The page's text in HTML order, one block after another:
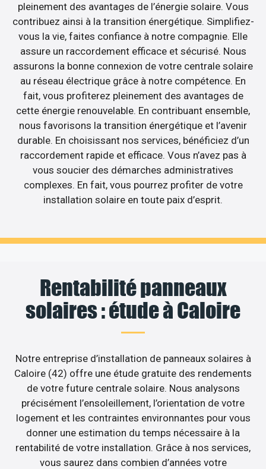
pleinement des avantages de l’énergie solaire. Vous
contribuez ainsi à la transition énergétique. Simplifiez-
vous la vie, faites confiance à notre compagnie. Elle
assure un raccordement efficace et sécurisé. Nous
assurons la bonne connexion de votre centrale solaire
au réseau électrique grâce à notre compétence. En
fait, vous profiterez pleinement des avantages de
cette énergie renouvelable. En contribuant ensemble,
nous favorisons la transition énergétique et l’avenir
durable. En choisissant nos services, bénéficiez d’un
raccordement rapide et efficace. Vous n’avez pas à
vous soucier des démarches administratives
complexes. En fait, vous pourrez profiter de votre
installation solaire en toute paix d’esprit.
Rentabilité panneaux
solaires : étude à Caloire
Notre entreprise d’installation de panneaux solaires à
Caloire (42) offre une étude gratuite des rendements
de votre future centrale solaire. Nous analysons
précisément l’ensoleillement, l’orientation de votre
logement et les contraintes environnantes pour vous
donner une estimation du temps nécessaire à la
rentabilité de votre installation. Grâce à nos services,
vous saurez dans combien d’années votre